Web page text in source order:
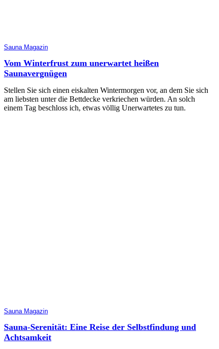
Sauna Magazin
Vom Winterfrust zum unerwartet heißen
Saunavergnügen
Stellen Sie sich einen eiskalten Wintermorgen vor, an dem Sie sich
am liebsten unter die Bettdecke verkriechen würden. An solch
einem Tag beschloss ich, etwas völlig Unerwartetes zu tun.
Sauna Magazin
Sauna-Serenität: Eine Reise der Selbstfindung und
Achtsamkeit